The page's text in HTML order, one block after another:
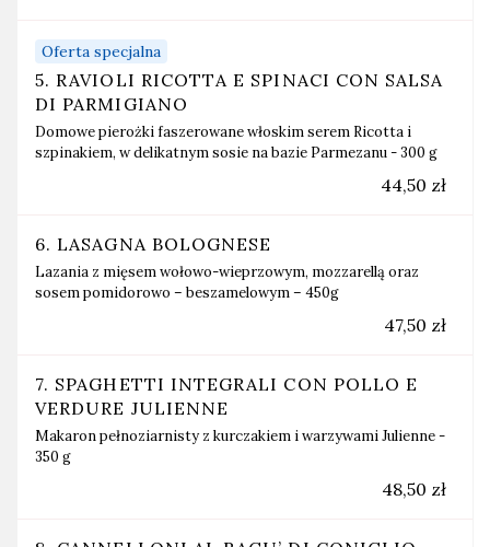
Oferta specjalna
5. RAVIOLI RICOTTA E SPINACI CON SALSA
DI PARMIGIANO
Domowe pierożki faszerowane włoskim serem Ricotta i
szpinakiem, w delikatnym sosie na bazie Parmezanu - 300 g
44,50 zł
6. LASAGNA BOLOGNESE
Lazania z mięsem wołowo-wieprzowym, mozzarellą oraz
sosem pomidorowo – beszamelowym – 450g
47,50 zł
7. SPAGHETTI INTEGRALI CON POLLO E
VERDURE JULIENNE
Makaron pełnoziarnisty z kurczakiem i warzywami Julienne -
350 g
48,50 zł